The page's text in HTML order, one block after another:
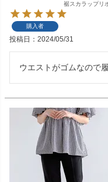
裾スカラップリ
購入者
投稿日 2024/05/31
ウエストがゴムなので